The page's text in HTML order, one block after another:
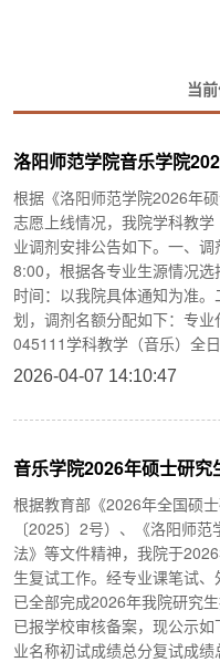
当
洛阳师范学院音乐学院
根据《洛阳师范学院2026年
志愿上线情况，我院学科教
业调剂安排公告如下。一、
8:00，根据各专业生源情况
时间：以我院具体通知为准
划，调剂名额分配如下：专
045111学科教学（音乐）全
2026-04-07 14:10:47
音乐学院2026年硕士研究
根据教育部《2026年全国硕
〔2025〕2号）、《洛阳师
法》等文件精神，我院于
生复试工作。经专业课笔试、
已全部完成2026年我院研究
已报学校审核备案，现公示
业名称初试成绩总分复试成